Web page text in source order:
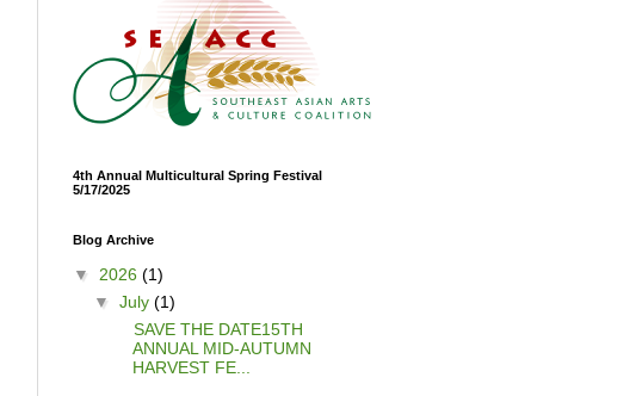
4th Annual Multicultural Spring Festival
5/17/2025
Blog Archive
▼ 2026 (1)
▼ July (1)
SAVE THE DATE15TH
ANNUAL MID-AUTUMN
HARVEST FE...